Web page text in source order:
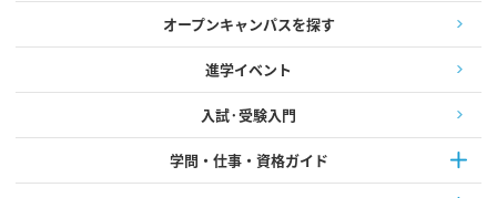
オープンキャンパスを探す
進学イベント
入試·受験入門
学問・仕事・資格ガイド